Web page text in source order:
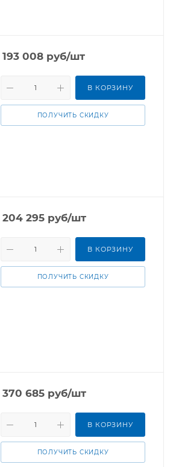
193 008 руб/шт
В КОРЗИНУ
ПОЛУЧИТЬ СКИДКУ
204 295 руб/шт
В КОРЗИНУ
ПОЛУЧИТЬ СКИДКУ
370 685 руб/шт
В КОРЗИНУ
ПОЛУЧИТЬ СКИДКУ